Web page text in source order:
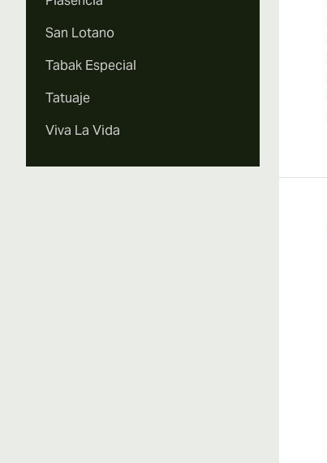
San Lotano
Tabak Especial
Tatuaje
Viva La Vida